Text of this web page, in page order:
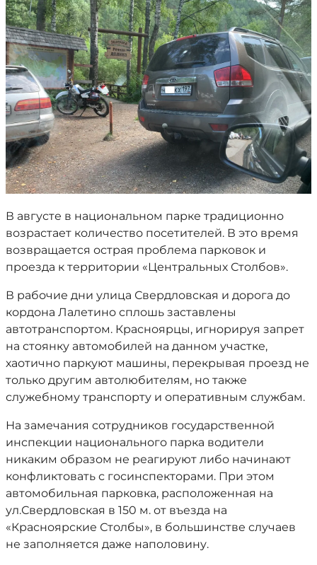
В августе в национальном парке традиционно
возрастает количество посетителей. В это время
возвращается острая проблема парковок и
проезда к территории «Центральных Столбов».
В рабочие дни улица Свердловская и дорога до
кордона Лалетино сплошь заставлены
автотранспортом. Красноярцы, игнорируя запрет
на стоянку автомобилей на данном участке,
хаотично паркуют машины, перекрывая проезд не
только другим автолюбителям, но также
служебному транспорту и оперативным службам.
На замечания сотрудников государственной
инспекции национального парка водители
никаким образом не реагируют либо начинают
конфликтовать с госинспекторами. При этом
автомобильная парковка, расположенная на
ул.Свердловская в 150 м. от въезда на
«Красноярские Столбы», в большинстве случаев
не заполняется даже наполовину.